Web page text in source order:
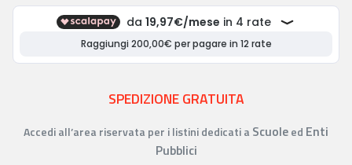
SPEDIZIONE GRATUITA
Accedi all’area riservata per i listini dedicati a Scuoleed Enti
Pubblici